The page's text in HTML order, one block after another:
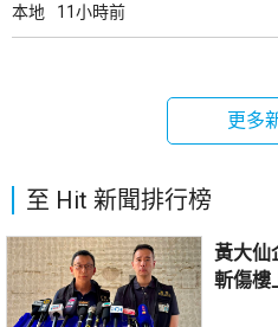
本地 11小時前
更多
至 Hit 新聞排行榜
黃大
斬傷樓